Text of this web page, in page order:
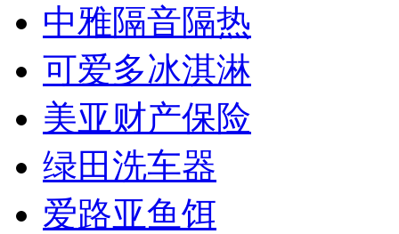
中雅隔音隔热
可爱多冰淇淋
美亚财产保险
绿田洗车器
爱路亚鱼饵